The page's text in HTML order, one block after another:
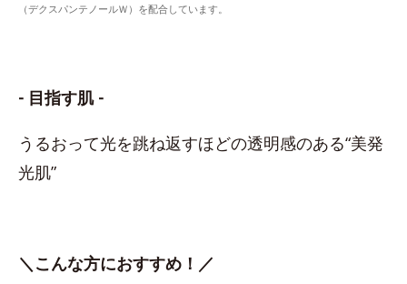
（デクスパンテノールＷ）を配合しています。
- 目指す肌 -
うるおって光を跳ね返すほどの透明感のある“美発
光肌”
＼こんな方におすすめ！／